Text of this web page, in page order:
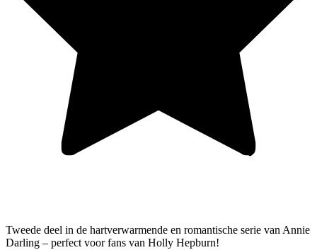
Tweede deel in de hartverwarmende en romantische serie van Annie
Darling – perfect voor fans van Holly Hepburn!